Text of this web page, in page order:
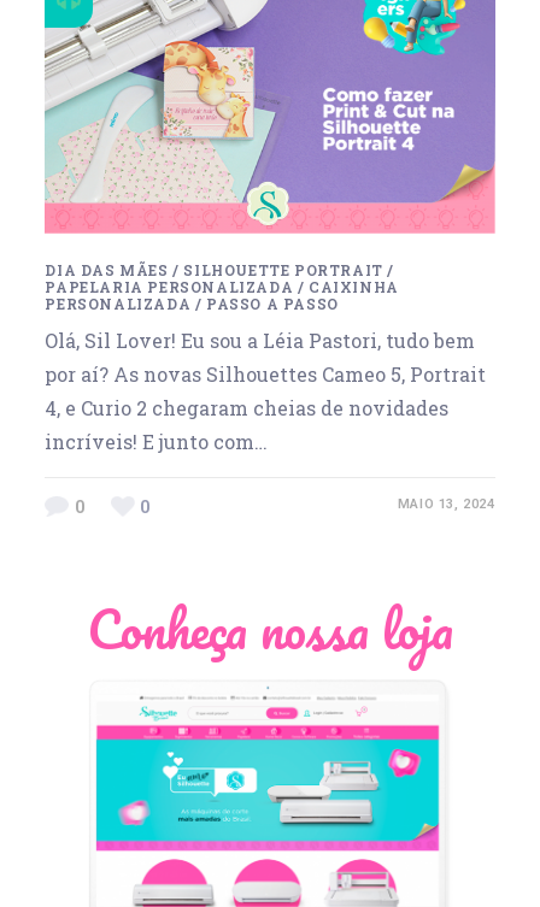
DIA DAS MÃES / SILHOUETTE PORTRAIT /
PAPELARIA PERSONALIZADA / CAIXINHA
PERSONALIZADA / PASSO A PASSO
Olá, Sil Lover! Eu sou a Léia Pastori, tudo bem
por aí? As novas Silhouettes Cameo 5, Portrait
4, e Curio 2 chegaram cheias de novidades
incríveis! E junto com…
0 0 MAIO 13, 2024
Conheça nossa loja
Léia Pastori